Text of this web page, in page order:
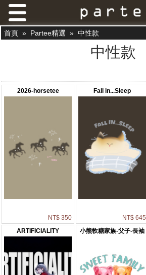
首頁 » Partee精選 » 中性款
中性款
2026-horsetee
NT$ 350
Fall in...Sleep
NT$ 645
ARTIFICIALITY
小熊軟糖家族-父子-長袖